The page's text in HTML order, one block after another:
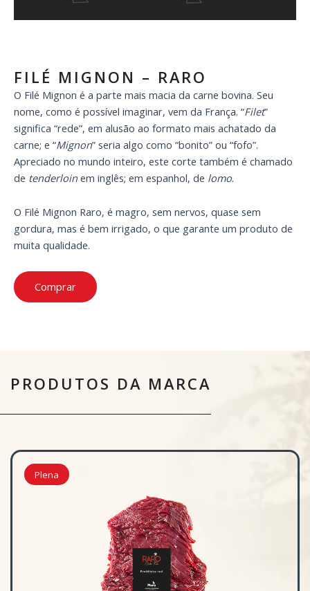
FILÉ MIGNON – RARO
O Filé Mignon é a parte mais macia da carne bovina. Seu
nome, como é possível imaginar, vem da França. “Filet”
significa “rede”, em alusão ao formato mais achatado da
carne; e “Mignon” seria algo como “bonito” ou “fofo”.
Apreciado no mundo inteiro, este corte também é chamado
de tenderloin em inglês; em espanhol, de lomo.
O Filé Mignon Raro, é magro, sem nervos, quase sem
gordura, mas é bem irrigado, o que garante um produto de
muita qualidade.
Comprar
PRODUTOS DA MARCA